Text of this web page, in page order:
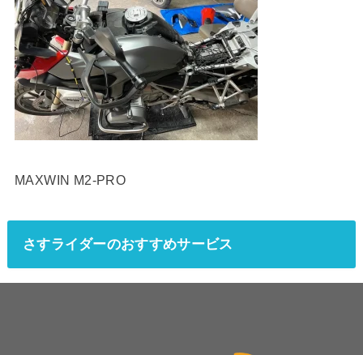
MAXWIN M2-PRO
さすライダーのおすすめサービス